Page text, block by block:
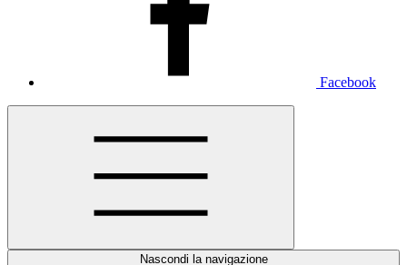
Facebook
Nascondi la navigazione